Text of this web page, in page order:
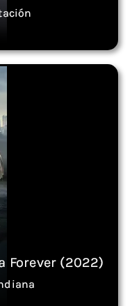
Forever (2022)